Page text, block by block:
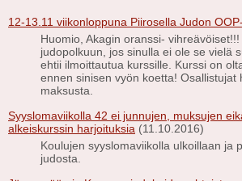
12-13.11 viikonloppuna Piirosella Judon
Huomio, Akagin oranssi-
judopolkuun, jos sinulla ei ole se vielä
ehtii ilmoittautua kurssille. Kurssi on
ennen sinisen vyön koetta! Osallistujat
maksusta.
Syyslomaviikolla 42 ei junnujen, muksujen
alkeiskurssin harjoituksia (11.10.2016)
Koulujen syyslomaviikolla ulkoillaan ja
judosta.